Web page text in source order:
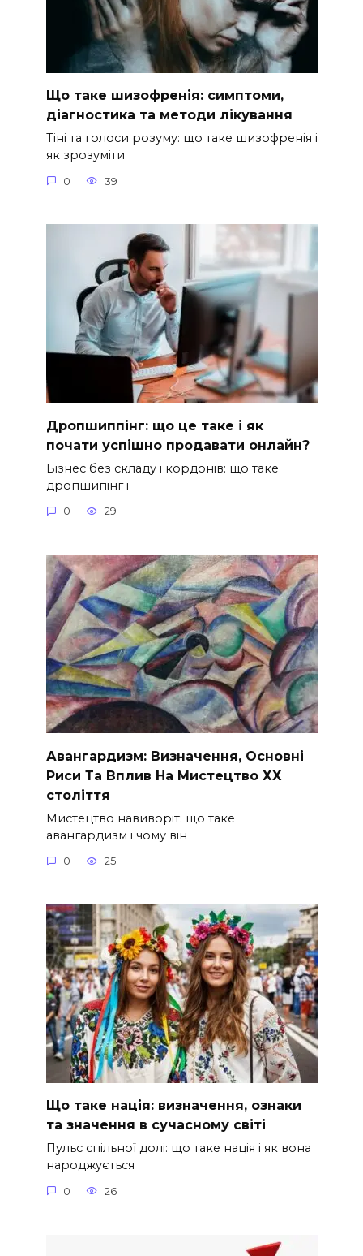
Що таке шизофренія: симптоми,
діагностика та методи лікування
Тіні та голоси розуму: що таке шизофренія і
як зрозуміти
0 39
Дропшиппінг: що це таке і як
почати успішно продавати онлайн?
Бізнес без складу і кордонів: що таке
дропшипінг і
0 29
Авангардизм: Визначення, Основні
Риси Та Вплив На Мистецтво ХХ
століття
Мистецтво навиворіт: що таке
авангардизм і чому він
0 25
Що таке нація: визначення, ознаки
та значення в сучасному світі
Пульс спільної долі: що таке нація і як вона
народжується
0 26